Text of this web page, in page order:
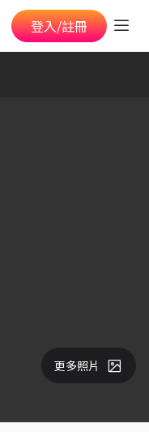
登入/註冊
更多照片